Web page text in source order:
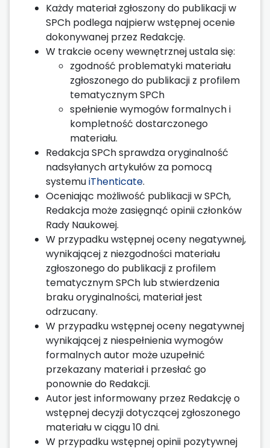
Każdy materiał zgłoszony do publikacji w
SPCh podlega najpierw wstępnej ocenie
dokonywanej przez Redakcję.
W trakcie oceny wewnętrznej ustala się:
zgodność problematyki materiału
zgłoszonego do publikacji z profilem
tematycznym SPCh
spełnienie wymogów formalnych i
kompletność dostarczonego
materiału.
Redakcja SPCh sprawdza oryginalność
nadsyłanych artykułów za pomocą
systemuiThenticate.
Oceniając możliwość publikacji w SPCh,
Redakcja może zasięgnąć opinii członków
Rady Naukowej.
W przypadku wstępnej oceny negatywnej,
wynikającej z niezgodności materiału
zgłoszonego do publikacji z profilem
tematycznym SPCh lub stwierdzenia
braku oryginalności, materiał jest
odrzucany.
W przypadku wstępnej oceny negatywnej
wynikającej z niespełnienia wymogów
formalnych autor może uzupełnić
przekazany materiał i przesłać go
ponownie do Redakcji.
Autor jest informowany przez Redakcję o
wstępnej decyzji dotyczącej zgłoszonego
materiału w ciągu 10 dni.
W przypadku wstępnej opinii pozytywnej